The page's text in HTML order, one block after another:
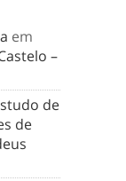
em
–
de
de